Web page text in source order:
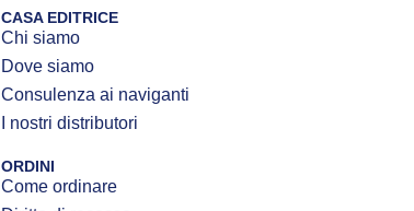
CASA EDITRICE
Chi siamo
Dove siamo
Consulenza ai naviganti
I nostri distributori
ORDINI
Come ordinare